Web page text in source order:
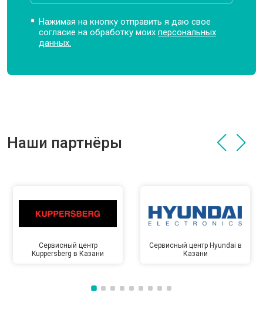
Нажимая на кнопку отправить я даю свое
согласие на обработку моихперсональных
данных.
Наши партнёры
Сервисный центр
Kuppersberg в Казани
Сервисный центр Hyundai в
Казани